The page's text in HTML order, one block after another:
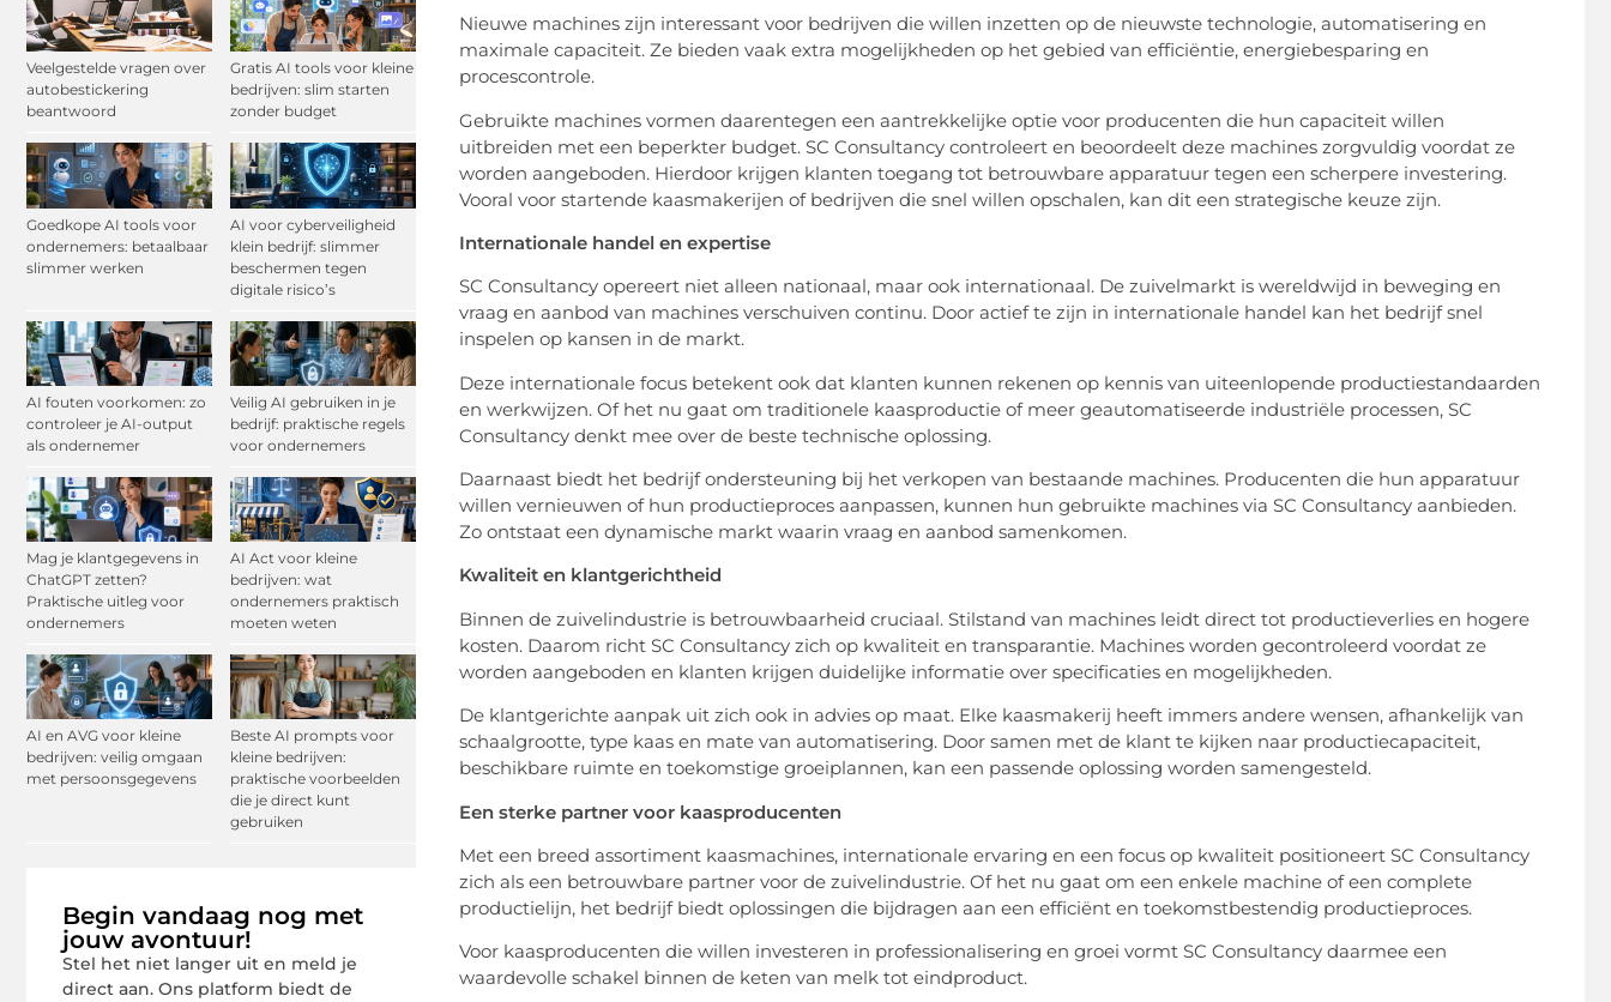
Veelgestelde vragen over
autobestickering
beantwoord
Gratis AI tools voor kleine
bedrijven: slim starten
zonder budget
Goedkope AI tools voor
ondernemers: betaalbaar
slimmer werken
AI voor cyberveiligheid
klein bedrijf: slimmer
beschermen tegen
digitale risico’s
AI fouten voorkomen: zo
controleer je AI-output
als ondernemer
Veilig AI gebruiken in je
bedrijf: praktische regels
voor ondernemers
Mag je klantgegevens in
ChatGPT zetten?
Praktische uitleg voor
ondernemers
AI Act voor kleine
bedrijven: wat
ondernemers praktisch
moeten weten
AI en AVG voor kleine
bedrijven: veilig omgaan
met persoonsgegevens
Beste AI prompts voor
kleine bedrijven:
praktische voorbeelden
die je direct kunt
gebruiken
Begin vandaag nog met
jouw avontuur!
Stel het niet langer uit en meld je
direct aan. Ons platform biedt de
Nieuwe machines zijn interessant voor bedrijven die willen inzetten op de nieuwste technologie, automatisering en
maximale capaciteit. Ze bieden vaak extra mogelijkheden op het gebied van efficiëntie, energiebesparing en
procescontrole.
Gebruikte machines vormen daarentegen een aantrekkelijke optie voor producenten die hun capaciteit willen
uitbreiden met een beperkter budget. SC Consultancy controleert en beoordeelt deze machines zorgvuldig voordat ze
worden aangeboden. Hierdoor krijgen klanten toegang tot betrouwbare apparatuur tegen een scherpere investering.
Vooral voor startende kaasmakerijen of bedrijven die snel willen opschalen, kan dit een strategische keuze zijn.
Internationale handel en expertise
SC Consultancy opereert niet alleen nationaal, maar ook internationaal. De zuivelmarkt is wereldwijd in beweging en
vraag en aanbod van machines verschuiven continu. Door actief te zijn in internationale handel kan het bedrijf snel
inspelen op kansen in de markt.
Deze internationale focus betekent ook dat klanten kunnen rekenen op kennis van uiteenlopende productiestandaarden
en werkwijzen. Of het nu gaat om traditionele kaasproductie of meer geautomatiseerde industriële processen, SC
Consultancy denkt mee over de beste technische oplossing.
Daarnaast biedt het bedrijf ondersteuning bij het verkopen van bestaande machines. Producenten die hun apparatuur
willen vernieuwen of hun productieproces aanpassen, kunnen hun gebruikte machines via SC Consultancy aanbieden.
Zo ontstaat een dynamische markt waarin vraag en aanbod samenkomen.
Kwaliteit en klantgerichtheid
Binnen de zuivelindustrie is betrouwbaarheid cruciaal. Stilstand van machines leidt direct tot productieverlies en hogere
kosten. Daarom richt SC Consultancy zich op kwaliteit en transparantie. Machines worden gecontroleerd voordat ze
worden aangeboden en klanten krijgen duidelijke informatie over specificaties en mogelijkheden.
De klantgerichte aanpak uit zich ook in advies op maat. Elke kaasmakerij heeft immers andere wensen, afhankelijk van
schaalgrootte, type kaas en mate van automatisering. Door samen met de klant te kijken naar productiecapaciteit,
beschikbare ruimte en toekomstige groeiplannen, kan een passende oplossing worden samengesteld.
Een sterke partner voor kaasproducenten
Met een breed assortiment kaasmachines, internationale ervaring en een focus op kwaliteit positioneert SC Consultancy
zich als een betrouwbare partner voor de zuivelindustrie. Of het nu gaat om een enkele machine of een complete
productielijn, het bedrijf biedt oplossingen die bijdragen aan een efficiënt en toekomstbestendig productieproces.
Voor kaasproducenten die willen investeren in professionalisering en groei vormt SC Consultancy daarmee een
waardevolle schakel binnen de keten van melk tot eindproduct.